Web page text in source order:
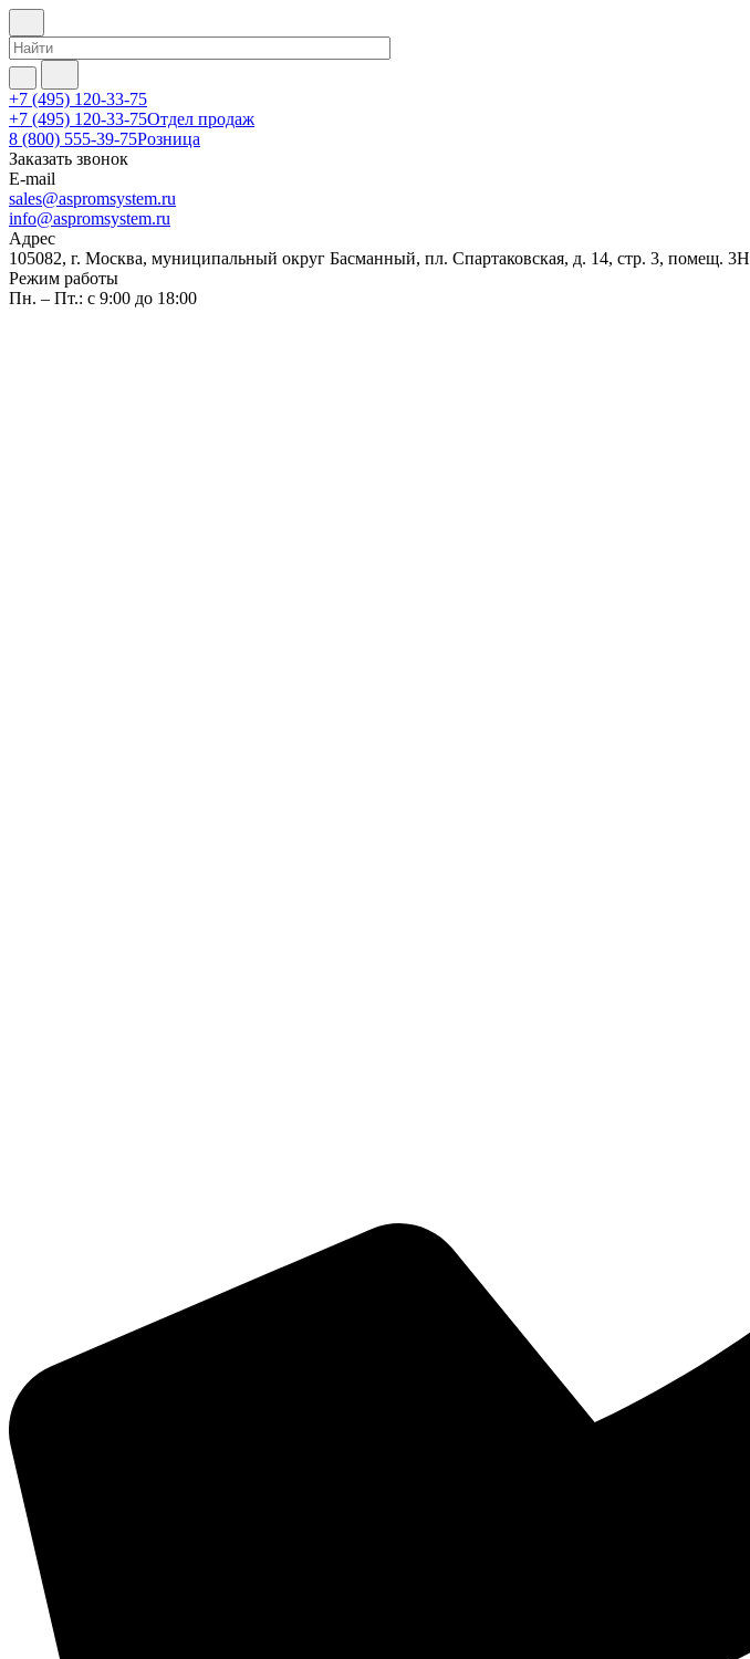
+7 (495) 120-33-75
+7 (495) 120-33-75Отдел продаж
8 (800) 555-39-75Розница
Заказать звонок
E-mail
sales@aspromsystem.ru
info@aspromsystem.ru
Адрес
105082, г. Москва, муниципальный округ Басманный, пл. Спартаковская, д. 14, стр. 3, помещ. 3Н
Режим работы
Пн. – Пт.: с 9:00 до 18:00